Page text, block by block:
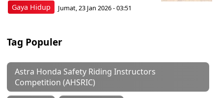
Gaya Hidup Jumat, 23 Jan 2026 - 03:51
Tag Populer
Astra Honda Safety Riding Instructors
Competition (AHSRIC)